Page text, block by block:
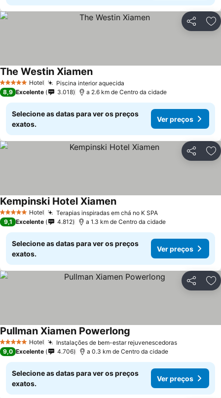
Partilhar
5 Estrelas Hotel Piscina interior aquecida
The Westin Xiamen
8,9 Excelente 3.018 a 2.6 km de Centro da cidade
Selecione as datas para ver os preços
exatos.
Ver preços
Partilhar
5 Estrelas Hotel Terapias inspiradas em chá no K SPA
Kempinski Hotel Xiamen
9,1 Excelente 4.812 a 1.3 km de Centro da cidade
Selecione as datas para ver os preços
exatos.
Ver preços
Partilhar
5 Estrelas Hotel Instalações de bem-estar rejuvenescedoras
Pullman Xiamen Powerlong
9,0 Excelente 4.706 a 0.3 km de Centro da cidade
Selecione as datas para ver os preços
exatos.
Ver preços